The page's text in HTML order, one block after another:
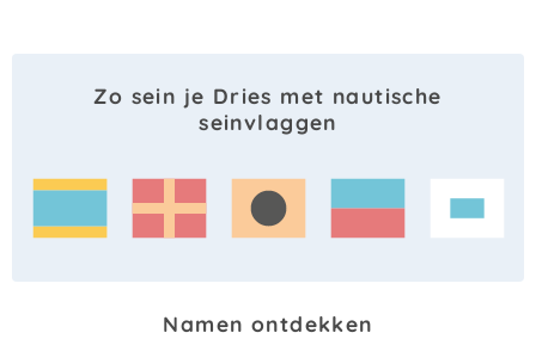
Zo sein je Dries met nautische
seinvlaggen
Namen ontdekken